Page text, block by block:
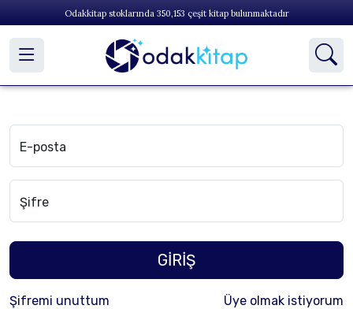
Odakkitap stoklarında 350,153 çeşit kitap bulunmaktadır
E-posta
Şifre
GİRİŞ
Şifremi unuttum Üye olmak istiyorum